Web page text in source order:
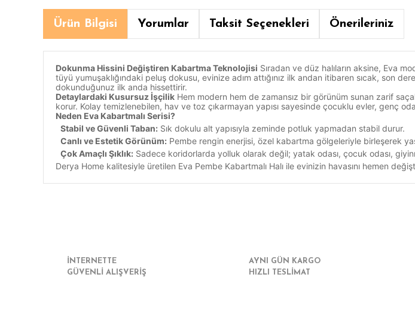
Ürün Bilgisi Yorumlar Taksit Seçenekleri Önerileriniz
Dokunma Hissini Değiştiren Kabartma Teknolojisi Sıradan ve düz halıların aksine, Eva
tüyü yumuşaklığındaki peluş dokusu, evinize adım attığınız ilk andan itibaren sıcak, son
dokunduğunuz ilk anda hissettirir.
Detaylardaki Kusursuz İşçilik Hem modern hem de zamansız bir görünüm sunan zarif
korur. Kolay temizlenebilen, hav ve toz çıkarmayan yapısı sayesinde çocuklu evler, genç
Neden Eva Kabartmalı Serisi?
Stabil ve Güvenli Taban: Sık dokulu alt yapısıyla zeminde potluk yapmadan stabil durur.
Canlı ve Estetik Görünüm: Pembe rengin enerjisi, özel kabartma gölgeleriyle birleşerek
Çok Amaçlı Şıklık: Sadece koridorlarda yolluk olarak değil; yatak odası, çocuk odası,
Derya Home kalitesiyle üretilen Eva Pembe Kabartmalı Halı ile evinizin havasını hemen
Ürün açıklamasında eksik bilgiler bulunuyor.
Ürün bilgilerinde hatalar bulunuyor.
İNTERNETTE
GÜVENLİ ALIŞVERİŞ
AYNI GÜN KARGO
HIZLI TESLİMAT